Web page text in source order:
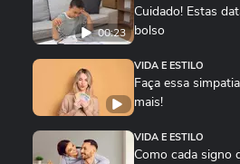
00:23
Cuidado! Estas
bolso
VIDA E ESTILO
Faça essa
mais!
VIDA E ESTILO
Como cada signo